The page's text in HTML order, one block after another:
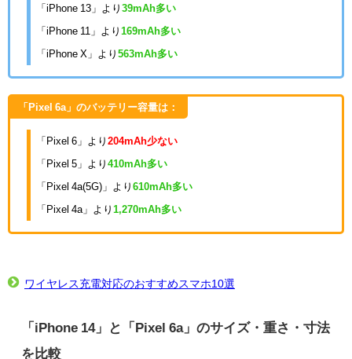
「iPhone 13」より 39mAh多い
「iPhone 11」より 169mAh多い
「iPhone X」より 563mAh多い
「Pixel 6a」のバッテリー容量は：
「Pixel 6」より 204mAh少ない
「Pixel 5」より 410mAh多い
「Pixel 4a(5G)」より 610mAh多い
「Pixel 4a」より 1,270mAh多い
ワイヤレス充電対応のおすすめスマホ10選
「iPhone 14」と「Pixel 6a」のサイズ・重さ・寸法
を比較